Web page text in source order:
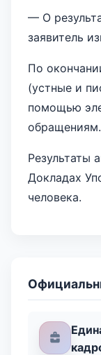
— О
заявитель
По
(устные и
помощью
обращениям.
Результаты
Докладах
человека.